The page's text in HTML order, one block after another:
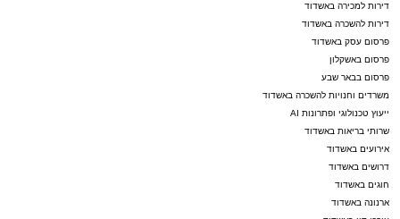
דירות למכירה באשדוד
דירות להשכרה באשדוד
פרסום עסק באשדוד
פרסום באשקלון
פרסום בבאר שבע
משרדים וחנויות להשכרה באשדוד
ייעוץ טכנולוגי ופתרונות AI
שרותי בריאות באשדוד
אירועים באשדוד
דרושים באשדוד
חוגים באשדוד
ארנונה באשדוד